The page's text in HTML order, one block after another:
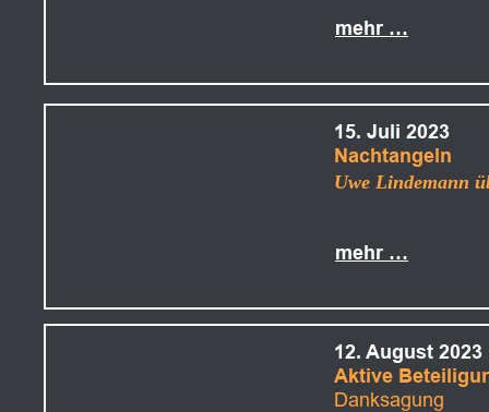
mehr …
15. Juli 2023
Nachtangeln
Uwe Lindemann
mehr …
12. August 2023
Aktive
Danksagung